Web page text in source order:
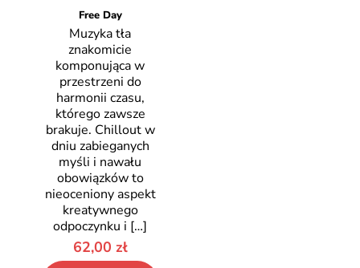
Free Day
Muzyka tła
znakomicie
komponująca w
przestrzeni do
harmonii czasu,
którego zawsze
brakuje. Chillout w
dniu zabieganych
myśli i nawału
obowiązków to
nieoceniony aspekt
kreatywnego
odpoczynku i […]
62,00 zł